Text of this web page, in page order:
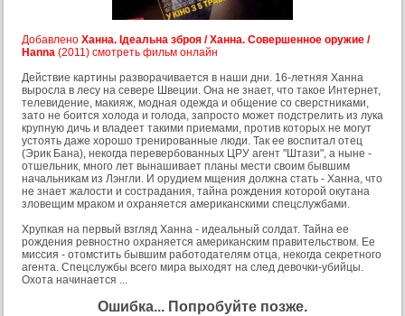
Добавлено Ханна. Ідеальна зброя / Ханна. Совершенное оружие /
Hanna (2011) смотреть фильм онлайн
Действие картины разворачивается в наши дни. 16-летняя Ханна
выросла в лесу на севере Швеции. Она не знает, что такое Интернет,
телевидение, макияж, модная одежда и общение со сверстниками,
зато не боится холода и голода, запросто может подстрелить из лука
крупную дичь и владеет такими приемами, против которых не могут
устоять даже хорошо тренированные люди. Так ее воспитал отец
(Эрик Бана), некогда перевербованных ЦРУ агент "Штази", а ныне -
отшельник, много лет вынашивает планы мести своим бывшим
начальникам из Лэнгли. И орудием мщения должна стать - Ханна, что
не знает жалости и сострадания, тайна рождения которой окутана
зловещим мраком и охраняется американскими спецслужбами.
Хрупкая на первый взгляд Ханна - идеальный солдат. Тайна ее
рождения ревностно охраняется американским правительством. Ее
миссия - отомстить бывшим работодателям отца, некогда секретного
агента. Спецслужбы всего мира выходят на след девочки-убийцы.
Охота начинается ...
Ошибка... Попробуйте позже.